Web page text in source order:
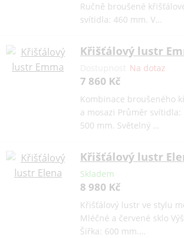
Ručně broušené
svítidla: 460 mm. V…
Křišťálový lustr
Na dotaz
7 860 Kč
Kombinace broušeného
a mosazi Průměr svítidla:
500 mm. Světelný …
Křišťálový lustr
Skladem
8 980 Kč
Křišťálový lustr ve stylu
Mléčné a červené sklo
Šířka: 600 mm.…